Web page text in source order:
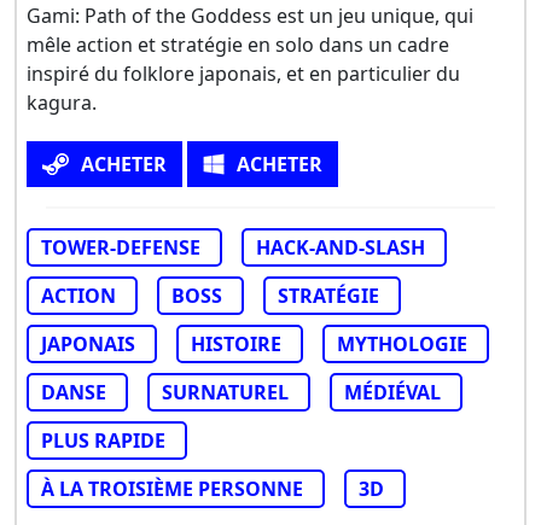
Gami: Path of the Goddess est un jeu unique, qui
mêle action et stratégie en solo dans un cadre
inspiré du folklore japonais, et en particulier du
kagura.
ACHETER ACHETER
TOWER-DEFENSE
HACK-AND-SLASH
ACTION
BOSS
STRATÉGIE
JAPONAIS
HISTOIRE
MYTHOLOGIE
DANSE
SURNATUREL
MÉDIÉVAL
PLUS RAPIDE
À LA TROISIÈME PERSONNE
3D